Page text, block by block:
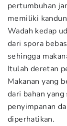
pertumbuhan
memiliki
Wadah kedap
dari spora
sehingga
Itulah deretan
Makanan yang
dari bahan
penyimpanan
diperhatikan.